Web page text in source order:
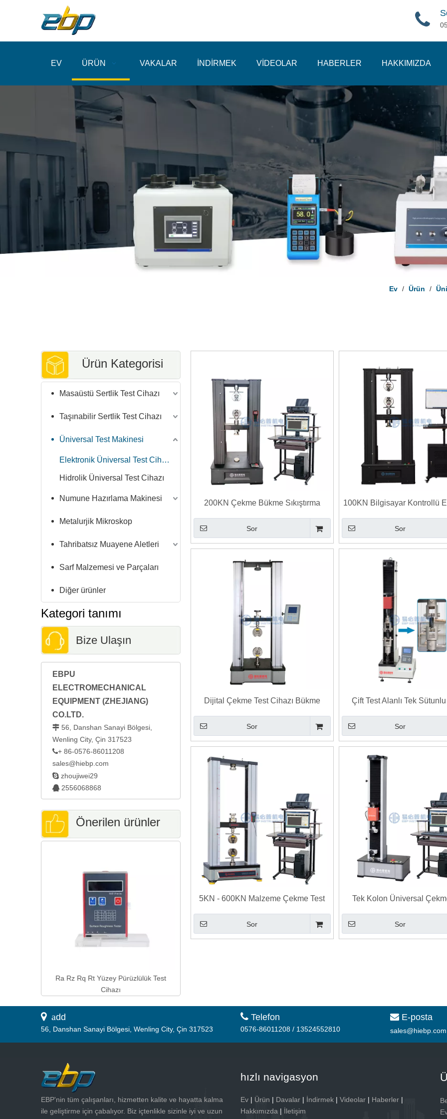
EV ÜRÜN VAKALAR İNDİRMEK VİDEOLAR HABERLER HAKKIMIZDA
Ev / Ürün /
Ürün Kategorisi
Masaüstü Sertlik Test Cihazı
Taşınabilir Sertlik Test Cihazı
Üniversal Test Makinesi
Elektronik Üniversal Test Cihazı
Hidrolik Üniversal Test Cihazı
Numune Hazırlama Makinesi
Metalurjik Mikroskop
Tahribatsız Muayene Aletleri
Sarf Malzemesi ve Parçaları
Diğer ürünler
Kategori tanımı
Bize Ulaşın
EBPU
ELECTROMECHANICAL
EQUIPMENT (ZHEJIANG)
CO.LTD.
 56, Danshan Sanayi Bölgesi,
Wenling City, Çin 317523
+ 86-0576-86011208
sales@hiebp.com
 zhoujiwei29
 2556068868
Önerilen ürünler
Ra Rz Rq Rt Yüzey Pürüzlülük Test
Cihazı
Ultrasonik Boru Et Kalınlığı Ölçer Çelik
Kalınlık Test Cihazı
Taşınabilir Kameralı Brinell Girinti
ve Analiz Yazılımı
200KN Çekme Bükme Sıkıştırma
Elektronik Üniversal Test Makinesi
Sor
100KN Bilgisayar Kontrollü
Üniversal Test
Sor
Dijital Çekme Test Cihazı Bükme
Sıkıştırma Kesme Testi
Sor
Çift Test Alanlı Tek
Elektronik Üniversal Test
Sor
5KN - 600KN Malzeme Çekme Test
Cihazı
Sor
Tek Kolon Üniversal
Cihazı
Sor
 add
56, Danshan Sanayi Bölgesi, Wenling City, Çin 317523
 Telefon
0576-86011208 / 13524552810
 E-posta
sales@hiebp.com
EBP'nin tüm çalışanları, hizmetten kalite ve hayatta kalma
ile geliştirme için çabalıyor. Biz içtenlikle sizinle iyi ve uzun
hızlı navigasyon
Ev | Ürün | Davalar | İndirmek | Videolar | Haberler |
Hakkımızda | İletişim